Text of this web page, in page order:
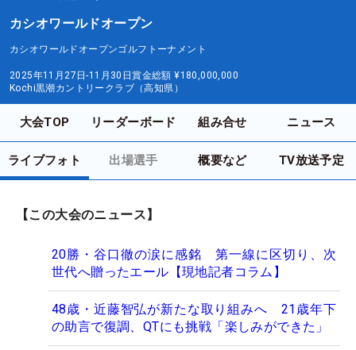
カシオワールドオープン
カシオワールドオープンゴルフトーナメント
2025年11月27日-11月30日賞金総額 ¥180,000,000
Kochi黒潮カントリークラブ（高知県）
大会TOP リーダーボード 組み合せ ニュース
ライブフォト 出場選手 概要など TV放送予定
【この大会のニュース】
20勝・谷口徹の涙に感銘 第一線に区切り、次
世代へ贈ったエール【現地記者コラム】
48歳・近藤智弘が新たな取り組みへ 21歳年下
の助言で復調、QTにも挑戦「楽しみができた」